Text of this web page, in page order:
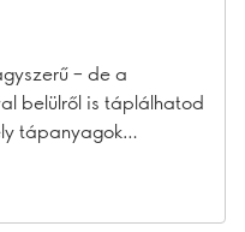
– de a
belülről is táplálhatod
tápanyagok